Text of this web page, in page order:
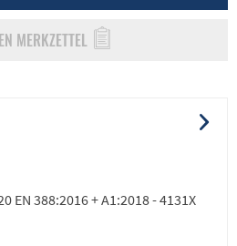
MERKZETTEL
EN 388:2016 + A1:2018 - 4131X